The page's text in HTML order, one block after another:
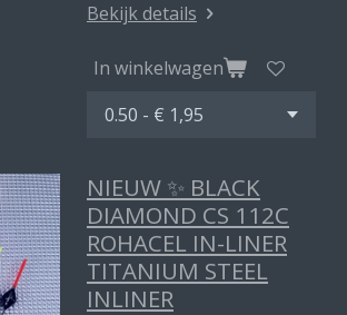
Bekijk details
In winkelwagen
NIEUW ✨ BLACK
DIAMOND CS 112C
ROHACEL IN-LINER
TITANIUM STEEL
INLINER